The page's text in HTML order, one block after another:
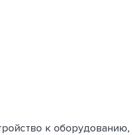
к оборудованию,